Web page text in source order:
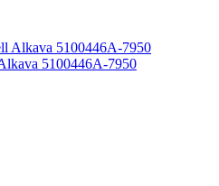
5100446A-7950